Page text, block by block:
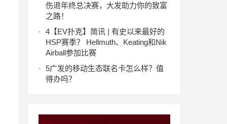
伤退年终总决赛，大发助力你的致富
之路！
4 【EV扑克】简讯 | 有史以来最好的
HSP赛季？ Hellmuth、Keating和Nik
Airball参加比赛
5广发的移动生态联名卡怎么样？值
得办吗？